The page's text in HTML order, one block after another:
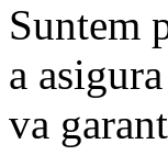
Suntem
a
va